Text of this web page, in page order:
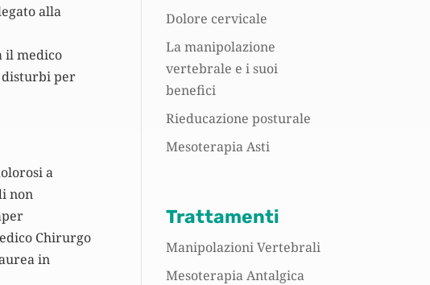
alla
il medico
disturbi per
a
non
Chirurgo
in
Dolore cervicale
La manipolazione
vertebrale e i suoi
benefici
Rieducazione posturale
Mesoterapia Asti
Trattamenti
Manipolazioni Vertebrali
Mesoterapia Antalgica